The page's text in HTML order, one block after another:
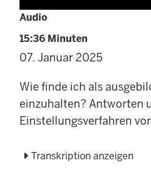
Wiedergabe
Audio
15:36 Minuten
07. Januar 2025
Wie finde ich als
einzuhalten? Antworten
Einstellungsverfahren
Transkription anzeigen